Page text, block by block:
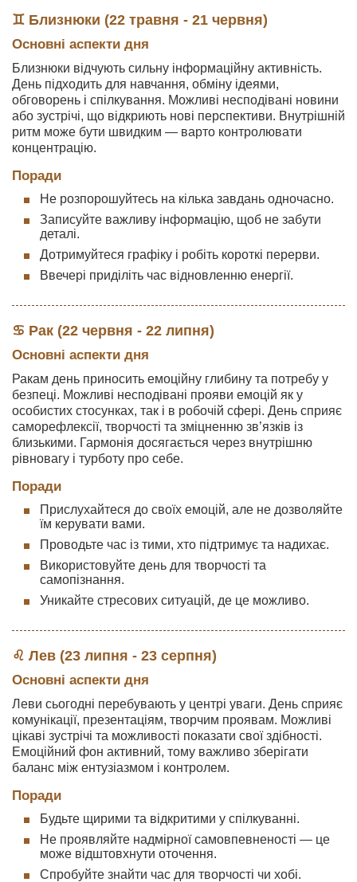
♊ Близнюки (22 травня - 21 червня)
Основні аспекти дня
Близнюки відчують сильну інформаційну активність.
День підходить для навчання, обміну ідеями,
обговорень і спілкування. Можливі несподівані новини
або зустрічі, що відкриють нові перспективи. Внутрішній
ритм може бути швидким — варто контролювати
концентрацію.
Поради
Не розпорошуйтесь на кілька завдань одночасно.
Записуйте важливу інформацію, щоб не забути
деталі.
Дотримуйтеся графіку і робіть короткі перерви.
Ввечері приділіть час відновленню енергії.
♋ Рак (22 червня - 22 липня)
Основні аспекти дня
Ракам день приносить емоційну глибину та потребу у
безпеці. Можливі несподівані прояви емоцій як у
особистих стосунках, так і в робочій сфері. День сприяє
саморефлексії, творчості та зміцненню зв’язків із
близькими. Гармонія досягається через внутрішню
рівновагу і турботу про себе.
Поради
Прислухайтеся до своїх емоцій, але не дозволяйте
їм керувати вами.
Проводьте час із тими, хто підтримує та надихає.
Використовуйте день для творчості та
самопізнання.
Уникайте стресових ситуацій, де це можливо.
♌ Лев (23 липня - 23 серпня)
Основні аспекти дня
Леви сьогодні перебувають у центрі уваги. День сприяє
комунікації, презентаціям, творчим проявам. Можливі
цікаві зустрічі та можливості показати свої здібності.
Емоційний фон активний, тому важливо зберігати
баланс між ентузіазмом і контролем.
Поради
Будьте щирими та відкритими у спілкуванні.
Не проявляйте надмірної самовпевненості — це
може відштовхнути оточення.
Спробуйте знайти час для творчості чи хобі.